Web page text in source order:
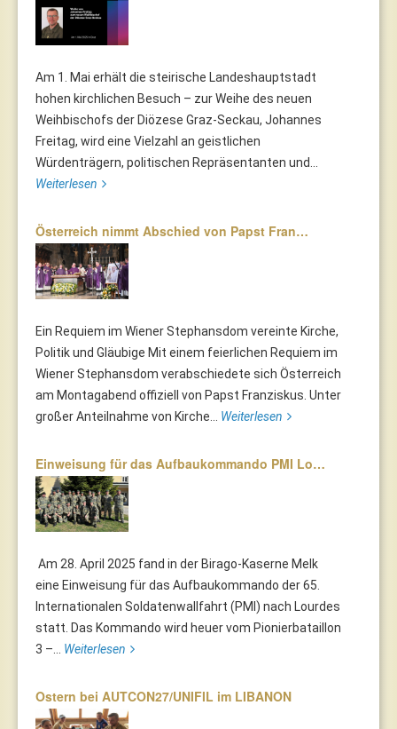
Am 1. Mai erhält die steirische Landeshauptstadt
hohen kirchlichen Besuch – zur Weihe des neuen
Weihbischofs der Diözese Graz-Seckau, Johannes
Freitag, wird eine Vielzahl an geistlichen
Würdenträgern, politischen Repräsentanten und...
Weiterlesen
Österreich nimmt Abschied von Papst Fran…
Ein Requiem im Wiener Stephansdom vereinte Kirche,
Politik und Gläubige Mit einem feierlichen Requiem im
Wiener Stephansdom verabschiedete sich Österreich
am Montagabend offiziell von Papst Franziskus. Unter
großer Anteilnahme von Kirche... Weiterlesen
Einweisung für das Aufbaukommando PMI Lo…
Am 28. April 2025 fand in der Birago-Kaserne Melk
eine Einweisung für das Aufbaukommando der 65.
Internationalen Soldatenwallfahrt (PMI) nach Lourdes
statt. Das Kommando wird heuer vom Pionierbataillon
3 –... Weiterlesen
Ostern bei AUTCON27/UNIFIL im LIBANON